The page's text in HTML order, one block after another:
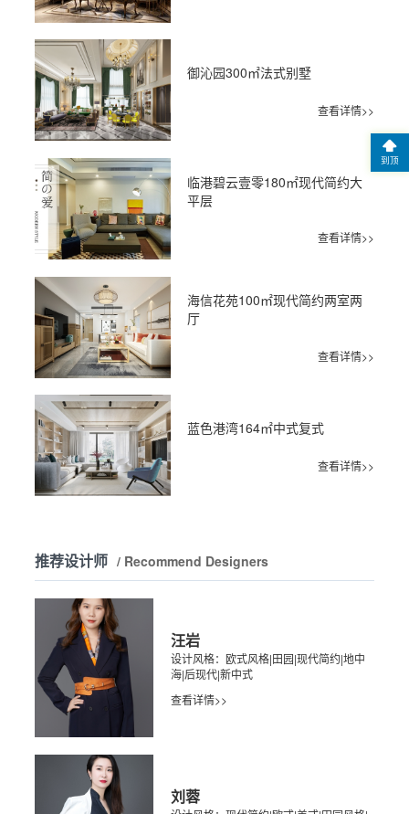
御沁园300㎡法式别墅
查看详情>>
临港碧云壹零180㎡现代简约大
平层
查看详情>>
海信花苑100㎡现代简约两室两
厅
查看详情>>
蓝色港湾164㎡中式复式
查看详情>>
推荐设计师 / Recommend Designers
汪岩
设计风格：欧式风格|田园|现代简约|地中
海|后现代|新中式
查看详情>>
刘蓉
到顶